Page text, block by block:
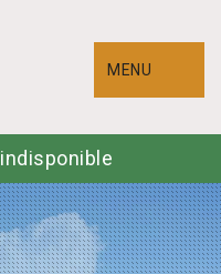
MENU
indisponible